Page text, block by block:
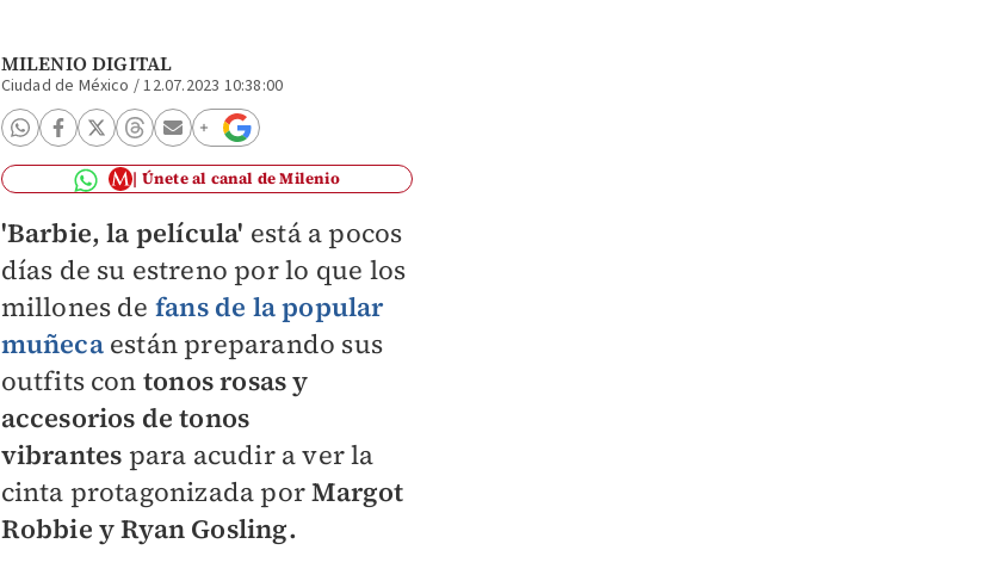
MILENIO DIGITAL
Ciudad de México /12.07.2023 10:38:00
Únete al canal de Milenio
'Barbie, la película' está a pocos
días de su estreno por lo que los
millones de fans de la popular
muñecaestán preparando sus
outfits con tonos rosas y
accesorios de tonos
vibrantes para acudir a ver la
cinta protagonizada porMargot
Robbie y Ryan Gosling.